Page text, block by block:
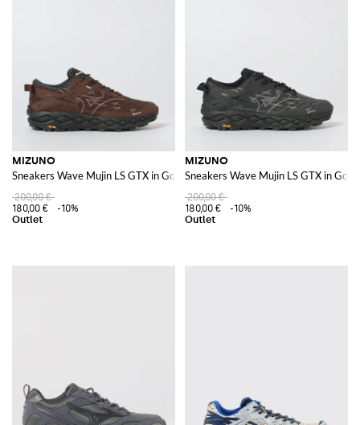
MIZUNO
Sneakers Wave Mujin LS GTX in Gore-Tex
200,00 €
180,00 €
-10%
MIZUNO
Sneakers Wave Mujin LS GTX in
200,00 €
180,00 €
-10%